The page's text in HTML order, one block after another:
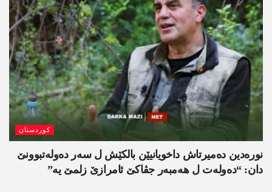
کوردستان
نورەدین دەمیرتاش داخویانیێن بالکێش ل سەر دەولەتبوونێ
دان: “دەولەت ل ھەمبەر جڤاکێ ئامرازێ زلمێ یە”